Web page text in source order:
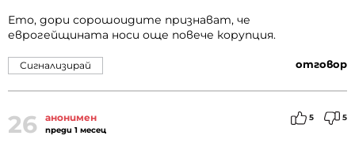
Ето, дори сорошоидите признават, че
еврогейщината носи още повече корупция.
отговор
Сигнализирай
26 анонимен
преди 1 месец
5 5